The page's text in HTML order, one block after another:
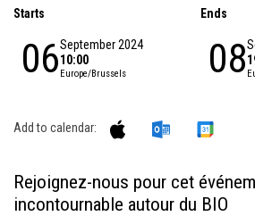
Starts
06September 2024
10:00
Europe/Brussels
Ends
08
Add to calendar:
Rejoignez-nous pour cet
incontournable autour du BIO